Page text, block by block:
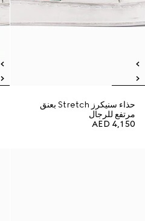
حذاء سنيكرز Stretch بعنق
مرتفع للرجال
AED 4,150